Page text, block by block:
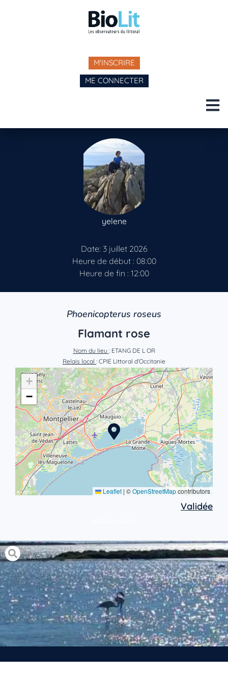
M'INSCRIRE
ME CONNECTER
yelene
Date: 3 juillet 2026
Heure de début : 08:00
Heure de fin : 12:00
Phoenicopterus roseus
Flamant rose
Nom du lieu : ETANG DE L OR
Relais local : CPIE Littoral d’Occitanie
+
−
Leaflet | ©OpenStreetMapcontributors
Validée